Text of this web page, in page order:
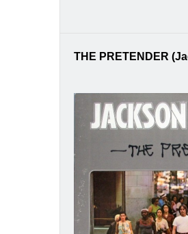
THE PRETENDER